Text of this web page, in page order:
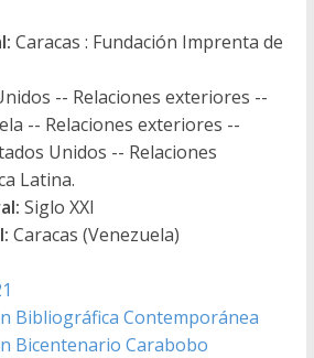
Caracas : Fundación Imprenta de
-- Relaciones exteriores --
-- Relaciones exteriores --
Unidos -- Relaciones
Latina.
Siglo XXI
Caracas (Venezuela)
Bibliográfica Contemporánea
Bicentenario Carabobo